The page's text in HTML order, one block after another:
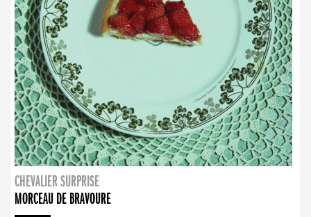
CHEVALIER SURPRISE
MORCEAU DE BRAVOURE